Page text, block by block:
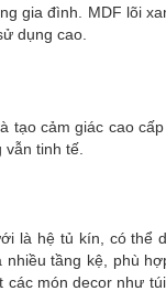
gia đình. MDF lõi
dụng cao.
tạo cảm giác cao
tinh tế.
là hệ tủ kín, có thể
tầng kệ, phù
món decor như